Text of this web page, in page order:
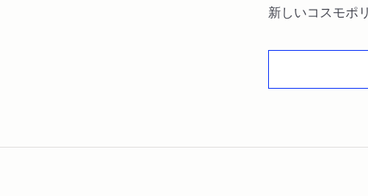
新しいコスモポ
弱さと向き合う